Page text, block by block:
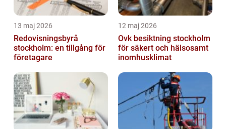
13 maj 2026
Redovisningsbyrå
stockholm: en tillgång för
företagare
12 maj 2026
Ovk besiktning stockholm
för säkert och hälsosamt
inomhusklimat